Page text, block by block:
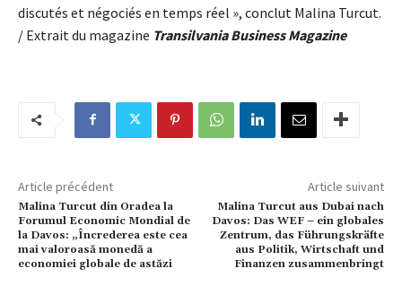
discutés et négociés en temps réel », conclut Malina Turcut.
/ Extrait du magazine Transilvania Business Magazine
Article précédent
Malina Turcut din Oradea la
Forumul Economic Mondial de
la Davos: „Încrederea este cea
mai valoroasă monedă a
economiei globale de astăzi
Article suivant
Malina Turcut aus Dubai nach
Davos: Das WEF – ein globales
Zentrum, das Führungskräfte
aus Politik, Wirtschaft und
Finanzen zusammenbringt